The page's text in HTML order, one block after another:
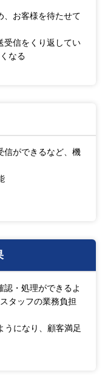
、お客様を待たせて
受信をくり返してい
なる
信ができるなど、機
認・処理ができるよ
タッフの業務負担
うになり、顧客満足